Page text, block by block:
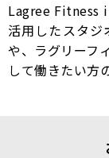
Lagree Fitness
活用したスタ
や、ラグリーフ
して働きたい方